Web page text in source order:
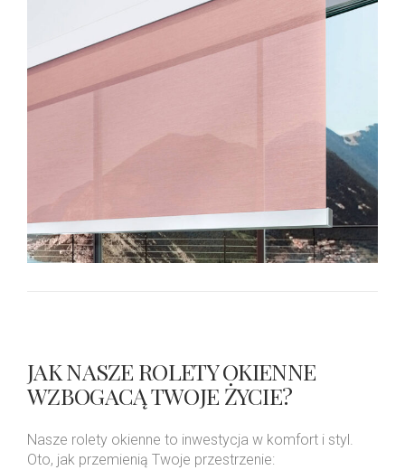
JAK NASZE ROLETY OKIENNE
WZBOGACĄ TWOJE ŻYCIE?
Nasze rolety okienne to inwestycja w komfort i styl.
Oto, jak przemienią Twoje przestrzenie: